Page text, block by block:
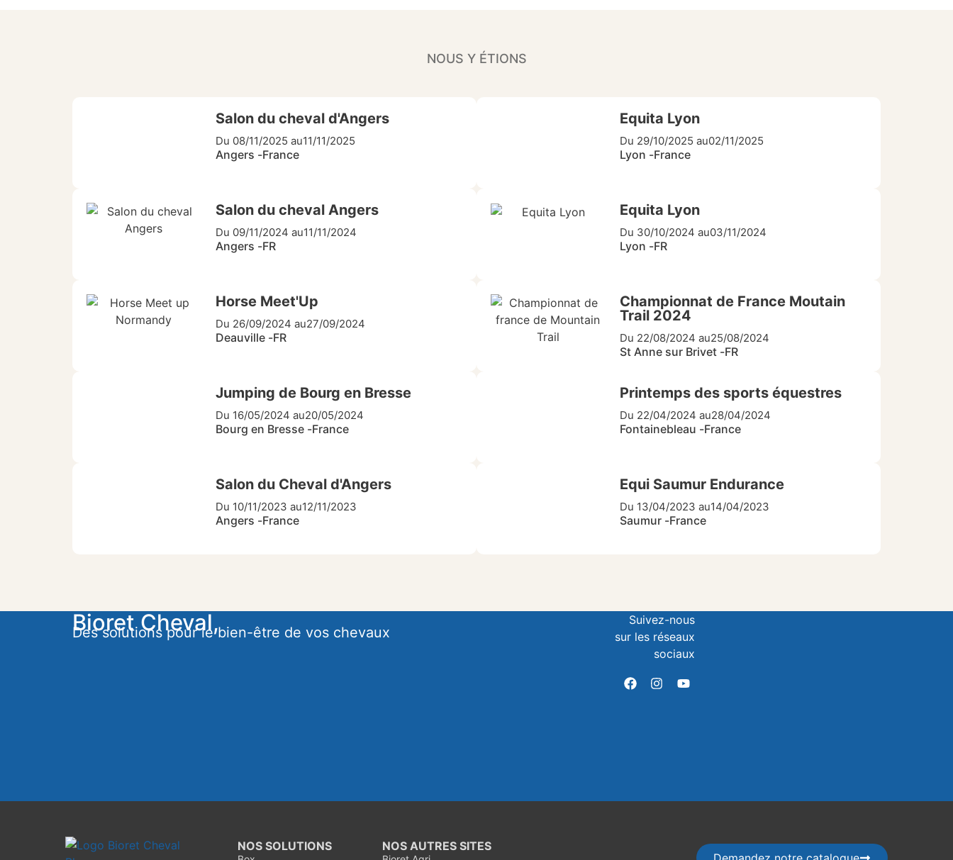
NOUS Y ÉTIONS
Salon du cheval d'Angers
Du 08/11/2025 au11/11/2025
Angers -France
Equita Lyon
Du 29/10/2025 au02/11/2025
Lyon -France
Salon du cheval Angers
Du 09/11/2024 au11/11/2024
Angers -FR
Equita Lyon
Du 30/10/2024 au03/11/2024
Lyon -FR
Horse Meet'Up
Du 26/09/2024 au27/09/2024
Deauville -FR
Championnat de France Moutain
Trail 2024
Du 22/08/2024 au25/08/2024
St Anne sur Brivet -FR
Jumping de Bourg en Bresse
Du 16/05/2024 au20/05/2024
Bourg en Bresse -France
Printemps des sports équestres
Du 22/04/2024 au28/04/2024
Fontainebleau -France
Salon du Cheval d'Angers
Du 10/11/2023 au12/11/2023
Angers -France
Equi Saumur Endurance
Du 13/04/2023 au14/04/2023
Saumur -France
Bioret Cheval,
Des solutions pour le bien-être de vos chevaux
Suivez-nous
sur les réseaux
sociaux
NOS SOLUTIONS NOS AUTRES SITES